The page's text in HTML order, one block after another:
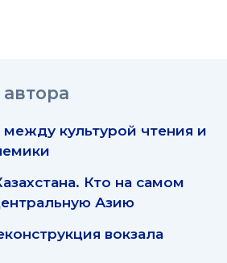
между культурой чтения и
Кто на самом
Азию
вокзала